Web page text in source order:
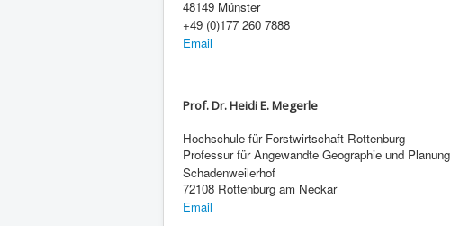
48149 Münster
+49 (0)177 260 7888
Email
Prof. Dr. Heidi E. Megerle
Hochschule für Forstwirtschaft Rottenburg
Professur für Angewandte Geographie und Planung
Schadenweilerhof
72108 Rottenburg am Neckar
Email